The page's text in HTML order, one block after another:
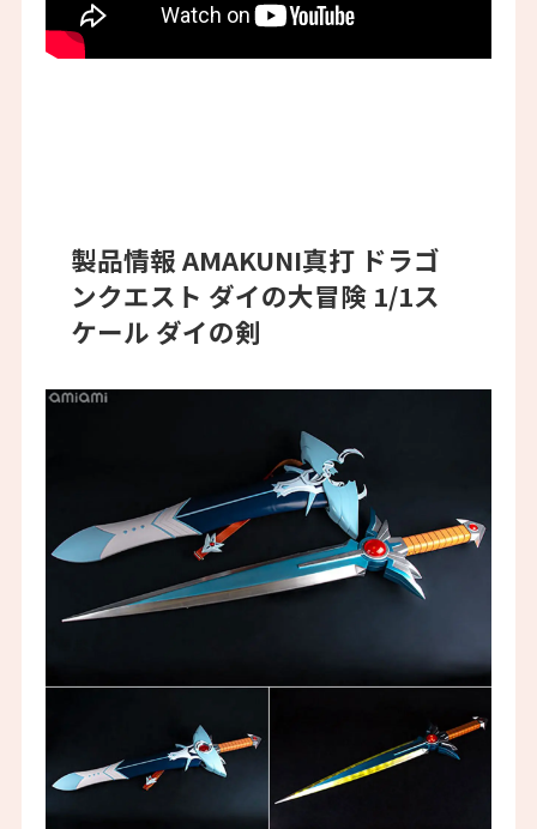
製品情報 AMAKUNI真打 ドラゴ
ンクエスト ダイの大冒険 1/1ス
ケール ダイの剣